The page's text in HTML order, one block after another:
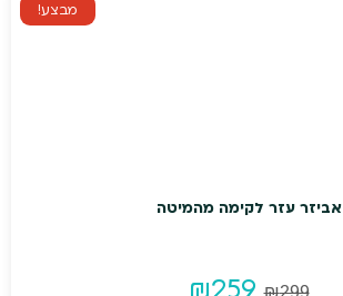
מבצע!
אביזר עזר לקימה מהמיטה
₪299
המחיר